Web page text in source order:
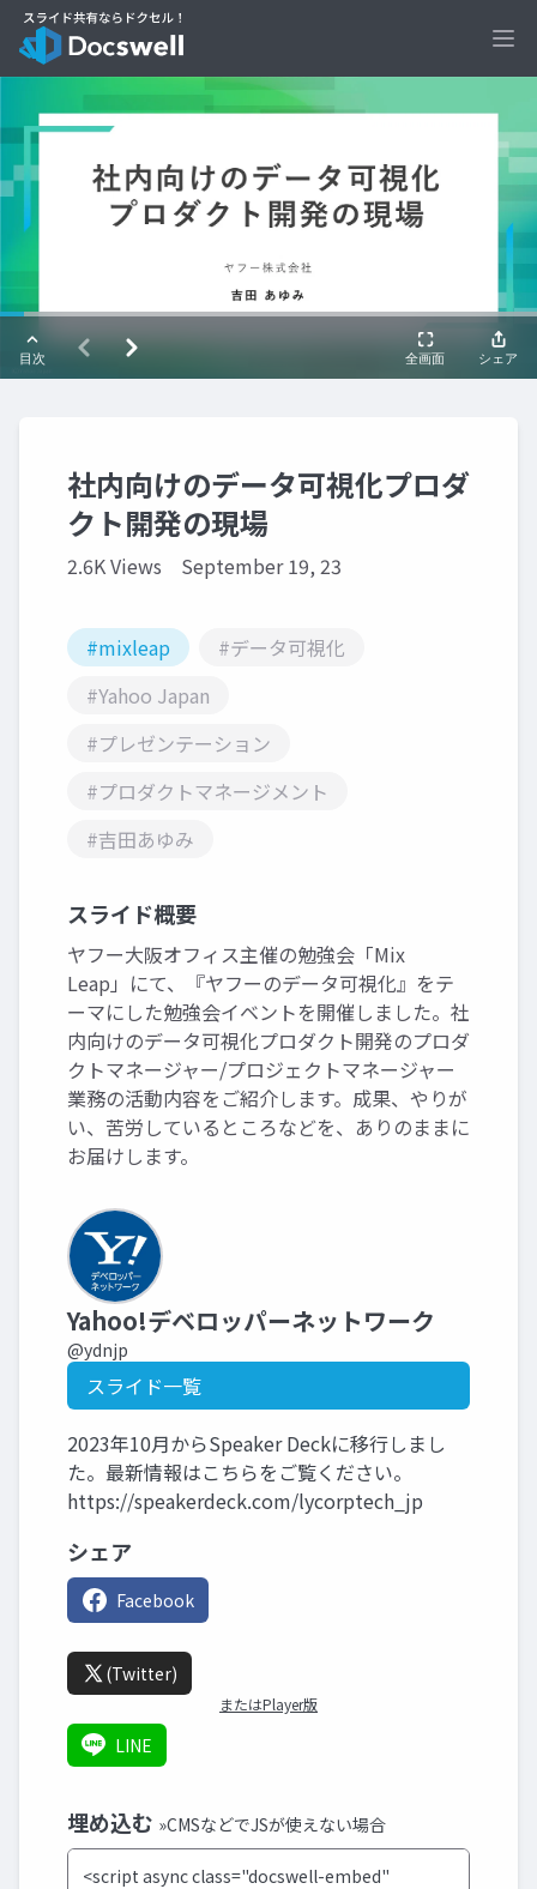
社内向けのデータ可視化プロダ
クト開発の現場
2.6K Views September 19, 23
#mixleap
#データ可視化
#Yahoo Japan
#プレゼンテーション
#プロダクトマネージメント
#吉田あゆみ
スライド概要
ヤフー大阪オフィス主催の勉強会「Mix
Leap」にて、『ヤフーのデータ可視化』をテ
ーマにした勉強会イベントを開催しました。社
内向けのデータ可視化プロダクト開発のプロダ
クトマネージャー/プロジェクトマネージャー
業務の活動内容をご紹介します。成果、やりが
い、苦労しているところなどを、ありのままに
お届けします。
Yahoo!デベロッパーネットワーク
@ydnjp
スライド一覧
2023年10月からSpeaker Deckに移行しまし
た。最新情報はこちらをご覧ください。
https://speakerdeck.com/lycorptech_jp
シェア
Facebook
(Twitter)
またはPlayer版
LINE
埋め込む »CMSなどでJSが使えない場合